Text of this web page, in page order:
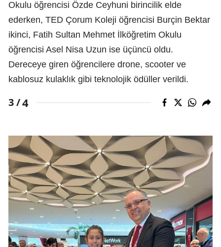
Okulu öğrencisi Özde Ceyhuni birincilik elde
ederken, TED Çorum Koleji öğrencisi Burçin Bektar
ikinci, Fatih Sultan Mehmet İlköğretim Okulu
öğrencisi Asel Nisa Uzun ise üçüncü oldu.
Dereceye giren öğrencilere drone, scooter ve
kablosuz kulaklık gibi teknolojik ödüller verildi.
3 /4